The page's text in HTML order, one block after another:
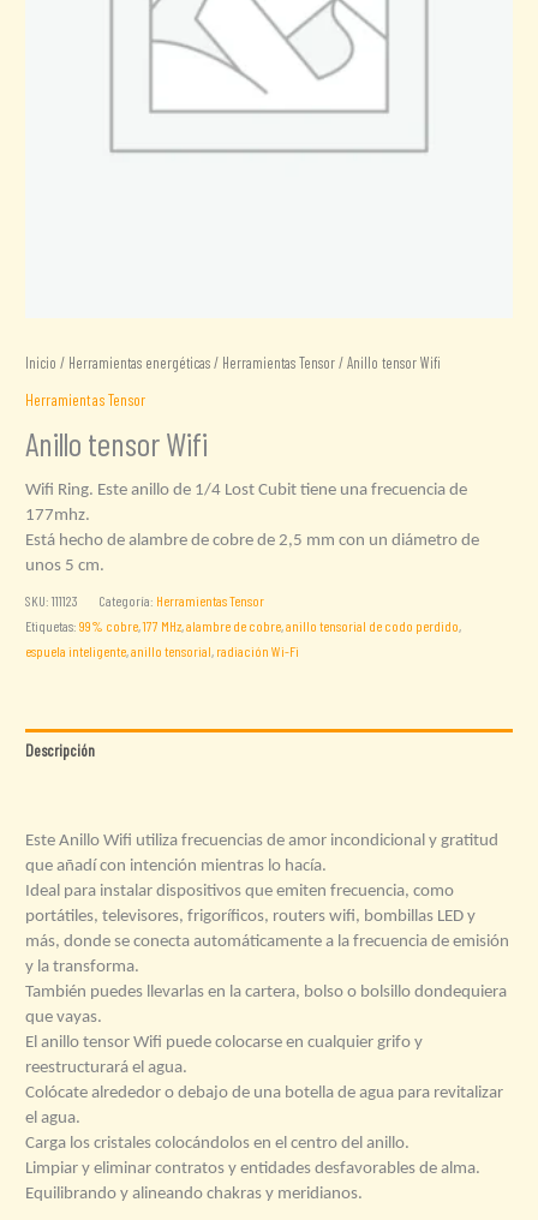
Inicio / Herramientas energéticas/ Herramientas Tensor/ Anillo tensor Wifi
Herramientas Tensor
Anillo tensor Wifi
Wifi Ring. Este anillo de 1/4 Lost Cubit tiene una frecuencia de
177mhz.
Está hecho de alambre de cobre de 2,5 mm con un diámetro de
unos 5 cm.
SKU:111123 Categoría: Herramientas Tensor
Etiquetas:99% cobre ,177 MHz ,alambre de cobre ,anillo tensorial de codo perdido
espuela inteligente ,anillo tensorial radiación Wi-Fi
Descripción
Este Anillo Wifi utiliza frecuencias de amor incondicional y gratitud
que añadí con intención mientras lo hacía.
Ideal para instalar dispositivos que emiten frecuencia, como
portátiles, televisores, frigoríficos, routers wifi, bombillas LED y
más, donde se conecta automáticamente a la frecuencia de emisión
y la transforma.
También puedes llevarlas en la cartera, bolso o bolsillo dondequiera
que vayas.
El anillo tensor Wifi puede colocarse en cualquier grifo y
reestructurará el agua.
Colócate alrededor o debajo de una botella de agua para revitalizar
el agua.
Carga los cristales colocándolos en el centro del anillo.
Limpiar y eliminar contratos y entidades desfavorables de alma.
Equilibrando y alineando chakras y meridianos.